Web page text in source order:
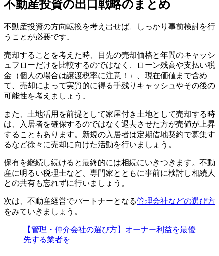
不動産投資の出口戦略のまとめ
不動産投資の方向転換を考え出せば、しっかり事前検討を行
うことが必要です。
売却することを考えた時、目先の売却価格と年間のキャッシ
ュフローだけを比較するのではなく、ローン残高や支払い税
金（個人の場合は譲渡税率に注意！）、現在価値まで含め
て、売却によって実質的に得る手残りキャッシュやその後の
可能性を考えましょう。
また、土地活用を前提として家屋付き土地として売却する時
は、入居者を確保するのではなく退去させた方が売値が上昇
することもあります。新規の入居者は定期借地契約で募集す
るなど徐々に売却に向けた活動を行いましょう。
保有を継続し続けると最終的には相続にいきつきます。不動
産に明るい税理士など、専門家とともに事前に検討し相続人
との共有も忘れずに行いましょう。
次は、不動産経営でパートナーとなる管理会社などの選び方
をみていきましょう。
【管理・仲介会社の選び方】オーナー利益を最優
先する業者を